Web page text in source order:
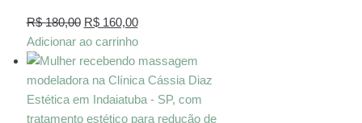
R$180,00 R$160,00
Adicionar ao carrinho